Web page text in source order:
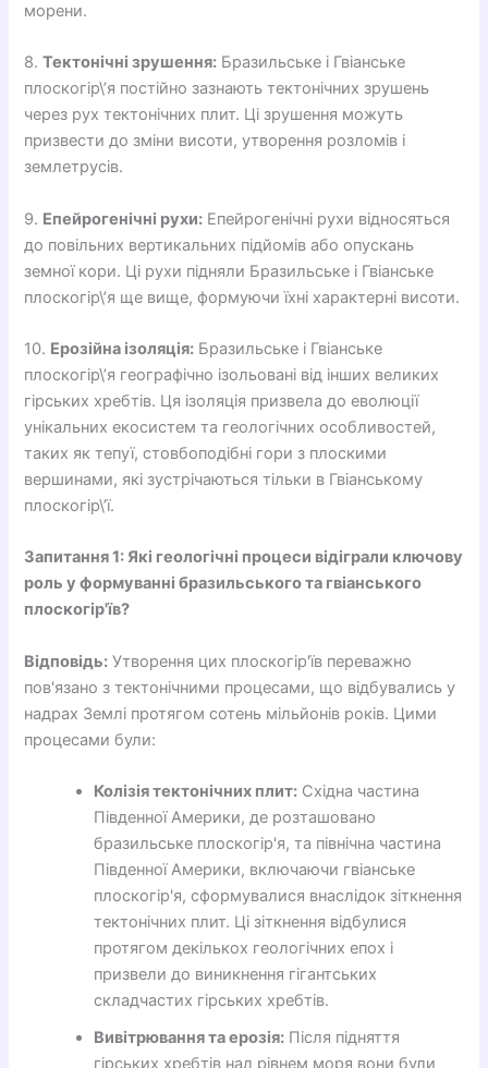
морени.
8.Тектонічні зрушення: Бразильське і Гвіанське
плоскогір\’я постійно зазнають тектонічних зрушень
через рух тектонічних плит. Ці зрушення можуть
призвести до зміни висоти, утворення розломів і
землетрусів.
9. Епейрогенічні рухи: Епейрогенічні рухи відносяться
до повільних вертикальних підйомів або опускань
земної кори. Ці рухи підняли Бразильське і Гвіанське
плоскогір\’я ще вище, формуючи їхні характерні висоти.
10. Ерозійна ізоляція: Бразильське і Гвіанське
плоскогір\’я географічно ізольовані від інших великих
гірських хребтів. Ця ізоляція призвела до еволюції
унікальних екосистем та геологічних особливостей,
таких як тепуї, стовбоподібні гори з плоскими
вершинами, які зустрічаються тільки в Гвіанському
плоскогір\’ї.
Запитання 1: Які геологічні процеси відіграли ключову
роль у формуванні бразильського та гвіанського
плоскогір'їв?
Відповідь: Утворення цих плоскогір'їв переважно
пов'язано з тектонічними процесами, що відбувались у
надрах Землі протягом сотень мільйонів років. Цими
процесами були:
Колізія тектонічних плит: Східна частина
Південної Америки, де розташовано
бразильське плоскогір'я, та північна частина
Південної Америки, включаючи гвіанське
плоскогір'я, сформувалися внаслідок зіткнення
тектонічних плит. Ці зіткнення відбулися
протягом декількох геологічних епох і
призвели до виникнення гігантських
складчастих гірських хребтів.
Вивітрювання та ерозія: Після підняття
гірських хребтів над рівнем моря вони були